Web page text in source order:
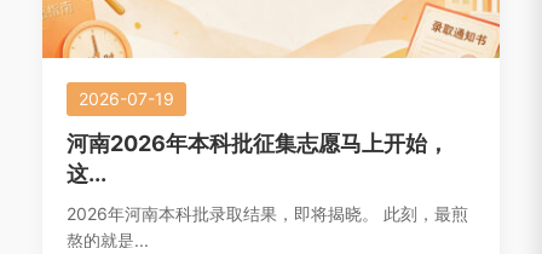
2026-07-19
河南2026年本科批征集志愿马上开始，
这...
2026年河南本科批录取结果，即将揭晓。 此刻，最煎
熬的就是...